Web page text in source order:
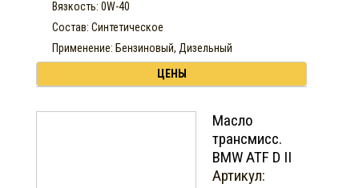
Вязкость: 0W-40
Состав: Синтетическое
Применение: Бензиновый, Дизельный
ЦЕНЫ
Масло
трансмисс.
BMW ATF D II
Артикул: